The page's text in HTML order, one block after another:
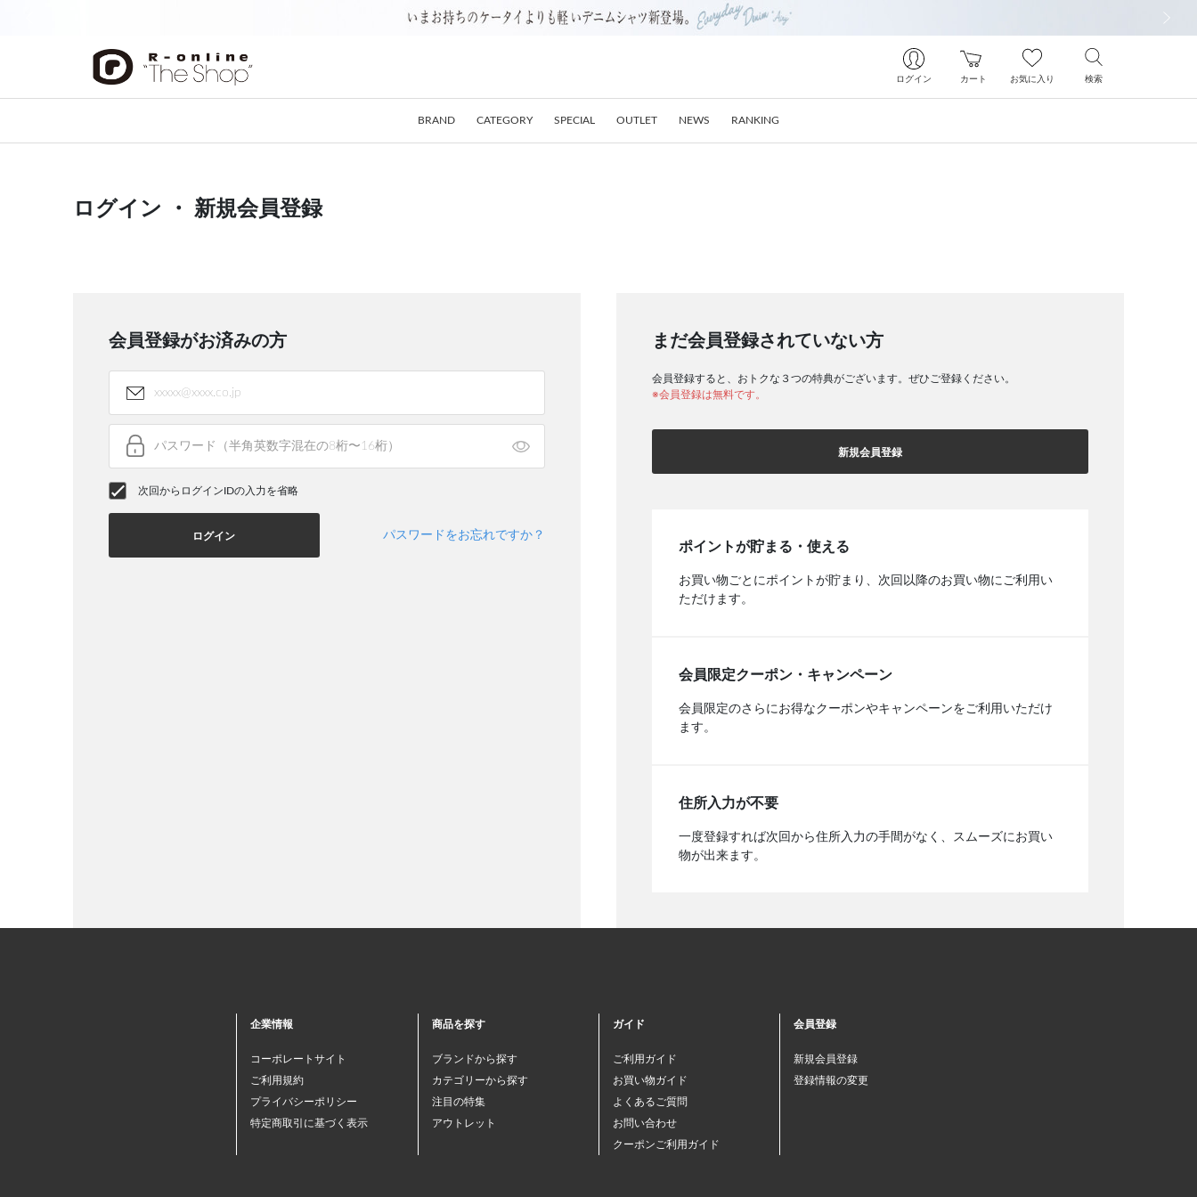
ログイン カート お気に入り 検索
BRAND CATEGORY SPECIAL OUTLET NEWS RANKING
ログイン ・ 新規会員登録
会員登録がお済みの方
次回からログインIDの入力を省略
ログイン パスワードをお忘れですか？
まだ会員登録されていない方
会員登録すると、おトクな３つの特典がございます。ぜひご登録ください。
※会員登録は無料です。
新規会員登録
ポイントが貯まる・使える
お買い物ごとにポイントが貯まり、次回以降のお買い物にご利用い
ただけます。
会員限定クーポン・キャンペーン
会員限定のさらにお得なクーポンやキャンペーンをご利用いただけ
ます。
住所入力が不要
一度登録すれば次回から住所入力の手間がなく、スムーズにお買い
物が出来ます。
企業情報
コーポレートサイト
ご利用規約
プライバシーポリシー
特定商取引に基づく表示
商品を探す
ブランドから探す
カテゴリーから探す
注目の特集
アウトレット
ガイド
ご利用ガイド
お買い物ガイド
よくあるご質問
お問い合わせ
クーポンご利用ガイド
会員登録
新規会員登録
登録情報の変更